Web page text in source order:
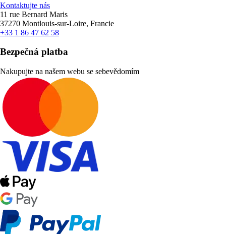
Kontaktujte nás
11 rue Bernard Maris
37270 Montlouis-sur-Loire, Francie
+33 1 86 47 62 58
Bezpečná platba
Nakupujte na našem webu se sebevědomím